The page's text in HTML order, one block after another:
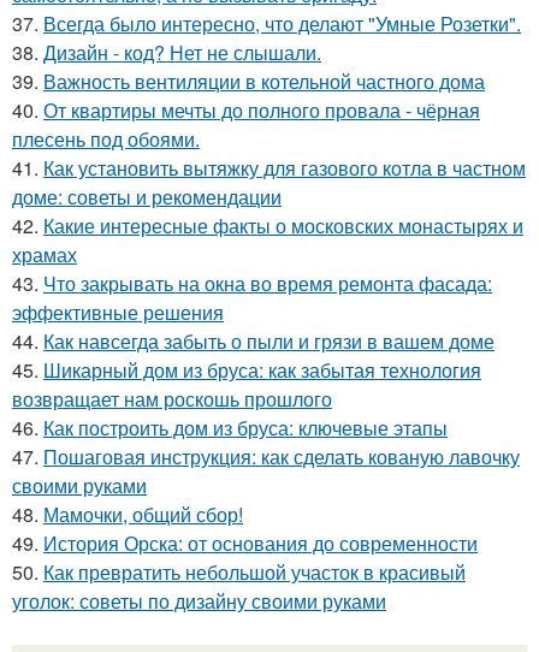
37. Всегда было интересно, что делают "Умные Розетки".
38. Дизайн - код? Нет не слышали.
39. Важность вентиляции в котельной частного дома
40. От квартиры мечты до полного провала - чёрная
плесень под обоями.
41. Как установить вытяжку для газового котла в частном
доме: советы и рекомендации
42. Какие интересные факты о московских монастырях и
храмах
43. Что закрывать на окна во время ремонта фасада:
эффективные решения
44. Как навсегда забыть о пыли и грязи в вашем доме
45. Шикарный дом из бруса: как забытая технология
возвращает нам роскошь прошлого
46. Как построить дом из бруса: ключевые этапы
47. Пошаговая инструкция: как сделать кованую лавочку
своими руками
48. Мамочки, общий сбор!
49. История Орска: от основания до современности
50. Как превратить небольшой участок в красивый
уголок: советы по дизайну своими руками